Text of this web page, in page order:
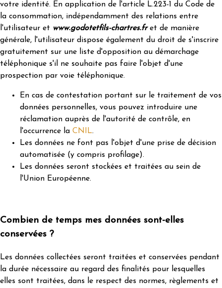
votre identité. En application de l'article L.223-1 du Code de
la consommation, indépendamment des relations entre
l'utilisateur et www.godotetfils-chartres.fret de manière
générale, l'utilisateur dispose également du droit de s'inscrire
gratuitement sur une liste d'opposition au démarchage
téléphonique s'il ne souhaite pas faire l'objet d'une
prospection par voie téléphonique.
En cas de contestation portant sur le traitement de vos
données personnelles, vous pouvez introduire une
réclamation auprès de l'autorité de contrôle, en
l'occurrence la CNIL.
Les données ne font pas l'objet d'une prise de décision
automatisée (y compris profilage).
Les données seront stockées et traitées au sein de
l'Union Européenne.
Combien de temps mes données sont-elles
conservées ?
Les données collectées seront traitées et conservées pendant
la durée nécessaire au regard des finalités pour lesquelles
elles sont traitées, dans le respect des normes, règlements et